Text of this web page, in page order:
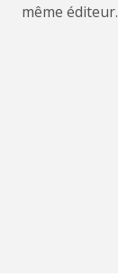
même éditeur.